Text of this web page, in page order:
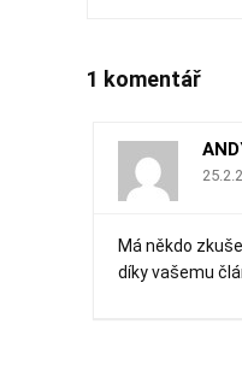
1 komentář
Má někdo
díky vašemu